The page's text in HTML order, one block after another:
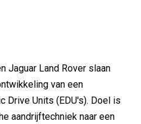
Jaguar Land Rover slaan
van een
Drive Units (EDU's). Doel is
aandrijftechniek naar een